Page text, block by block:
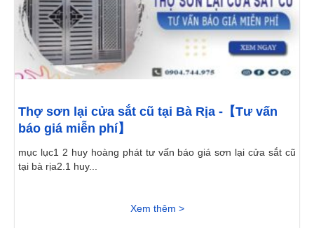
Thợ sơn lại cửa sắt cũ tại Bà Rịa -【Tư vấn
báo giá miễn phí】
mục lục1 2 huy hoàng phát tư vấn báo giá sơn lại cửa sắt cũ
tại bà rịa2.1 huy...
Xem thêm >